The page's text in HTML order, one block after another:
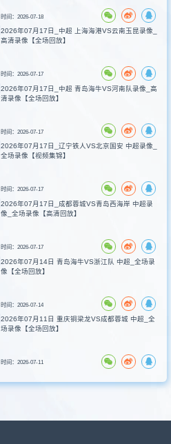
时间：2026-07-18
2026年07月17日_中超 上海海港VS云南玉昆录像_
高清录像【全场回放】
时间：2026-07-17
2026年07月17日_中超 青岛海牛VS河南队录像_高
清录像【全场回放】
时间：2026-07-17
2026年07月17日_辽宁铁人VS北京国安 中超录像_
全场录像【视频集锦】
时间：2026-07-17
2026年07月17日_成都蓉城VS青岛西海岸 中超录
像_全场录像【高清回放】
时间：2026-07-17
2026年07月14日 青岛海牛VS浙江队 中超_全场录
像【全场回放】
时间：2026-07-14
2026年07月11日 重庆铜梁龙VS成都蓉城 中超_全
场录像【全场回放】
时间：2026-07-11